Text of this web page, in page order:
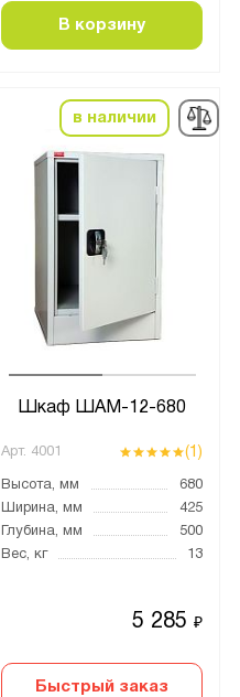
В корзину
в наличии
Шкаф ШАМ-12-680
Арт. 4001 (1)
Высота, мм
680
Ширина, мм
425
Глубина, мм
500
Вес, кг
13
5 285₽
Быстрый заказ